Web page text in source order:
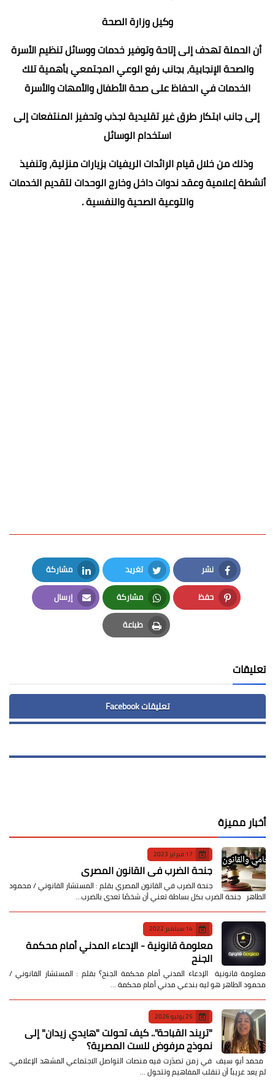
وكيل وزارة الصحة
أن الحملة تهدف إلى إتاحة وتوفير خدمات ووسائل تنظيم الأسرة
والصحة الإنجابية، بجانب رفع الوعي المجتمعي بأهمية تلك
الخدمات في الحفاظ على صحة الأطفال والأمهات والأسرة
إلى جانب ابتكار طرق غير تقليدية لجذب وتحفيز المنتفعات إلى
استخدام الوسائل
وذلك من خلال قيام الرائدات الريفيات بزيارات منزلية، وتنفيذ
أنشطة إعلامية وعقد ندوات داخل وخارج الوحدات لتقديم الخدمات
والتوعية الصحية والنفسية .
نشر
Facebook
تغريد
Twitter
مشاركة
LinkedIn
حفظ
Pinterest
مشاركة
Whatsapp
إرسال
Email
طباعة
Print
تعليقات
تعليقات Facebook
أخبار مميزة
17 فبراير 2023
جنحة الضرب في القانون المصري
جنحة الضرب في القانون المصري بقلم : المستشار القانوني / محمود
الطاهر جنحة الضرب بكل بساطة تعني أن شخصًا تعدى بالضرب…
14 سبتمبر 2022
معلومة قانونية - الإدعاء المدني أمام محكمة
الجنح
معلومة قانونية الإدعاء المدني أمام محكمة الجنح؟ بقلم : المستشار القانوني /
محمود الطاهر هو ليه بندعي مدني أمام محكمة …
25 يوليو 2026
​"تريند القباحة".. كيف تحولت "هايدي زيدان" إلى
نموذج مرفوض للست المصرية؟
​ محمد أبو سيف ​في زمن تصدّرت فيه منصات التواصل الاجتماعي المشهد الإعلامي،
لم يعد غريباً أن تنقلب المفاهيم وتتحول …